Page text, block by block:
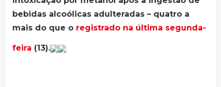
bebidas alcoólicas adulteradas – quatro a
mais do que o registrado na última segunda-
feira (13).